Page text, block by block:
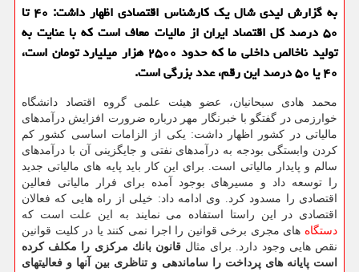
به گزارش لیدی شال یك كارشناس اقتصادی اظهار داشت: ۴۰ تا
۵۰ درصد كل اقتصاد ایران از مالیات معاف است كه با عنایت به
تولید ناخالص داخلی ما كه حدود ۲۵۰۰ هزار میلیارد تومان است،
۴۰ یا ۵۰ درصد این رقم، عدد بزرگی است.
محمد هادی سبحانیان، عضو هیئت علمی گروه اقتصاد دانشگاه
خوارزمی در گفتگو با خبرنگار مهر درباره ضرورت افزایش درآمدهای
مالیاتی در كشور اظهار داشت: یكی از الزامات اساسی كشور كم
كردن وابستگی بودجه به درآمدهای نفتی و جایگزینی آن با درآمدهای
سالم و پایدار مالیاتی است. برای این كار باید پایه های مالیاتی جدید
را توسعه داد و مسیرهای بوجود آمده برای فرار مالیاتی فعالین
اقتصادی را مسدود كرد. وی ادامه داد: خیلی از راه هایی كه فعالان
اقتصادی در این راستا استفاده می نمایند به این علت است كه
دستگاه های مجری برخی قوانین را اجرا نمی كنند یا در كلیت قوانین
نقص هایی وجود دارد. برای مثال قانون بانك مركزی را مكلف كرده
است پایانه های پرداخت را ساماندهی و تناظری بین آنها و فعالیتهای